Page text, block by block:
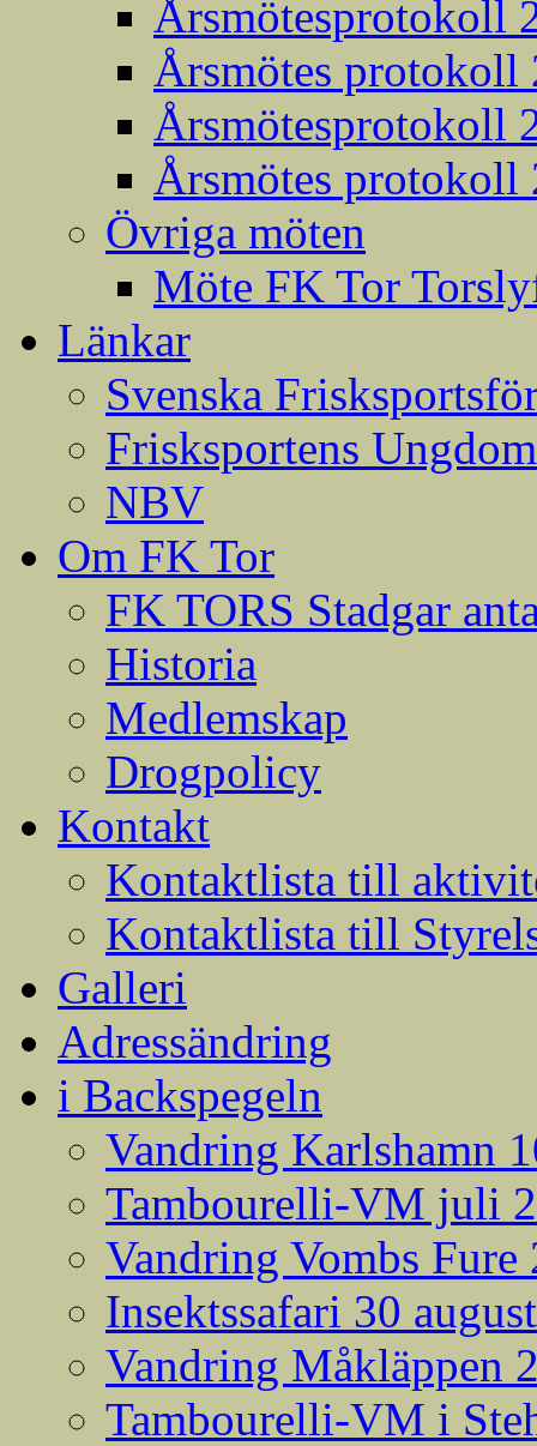
Årsmötesprotokoll
Årsmötes protokoll
Årsmötesprotokoll
Årsmötes protokoll
Övriga möten
Möte FK Tor
Länkar
Svenska
Frisksportens
NBV
Om FK Tor
FK TORS Stadgar
Historia
Medlemskap
Drogpolicy
Kontakt
Kontaktlista till
Kontaktlista till
Galleri
Adressändring
i Backspegeln
Vandring Karlshamn
Tambourelli-VM juli
Vandring Vombs
Insektssafari 30
Vandring Måkläppen
Tambourelli-VM i